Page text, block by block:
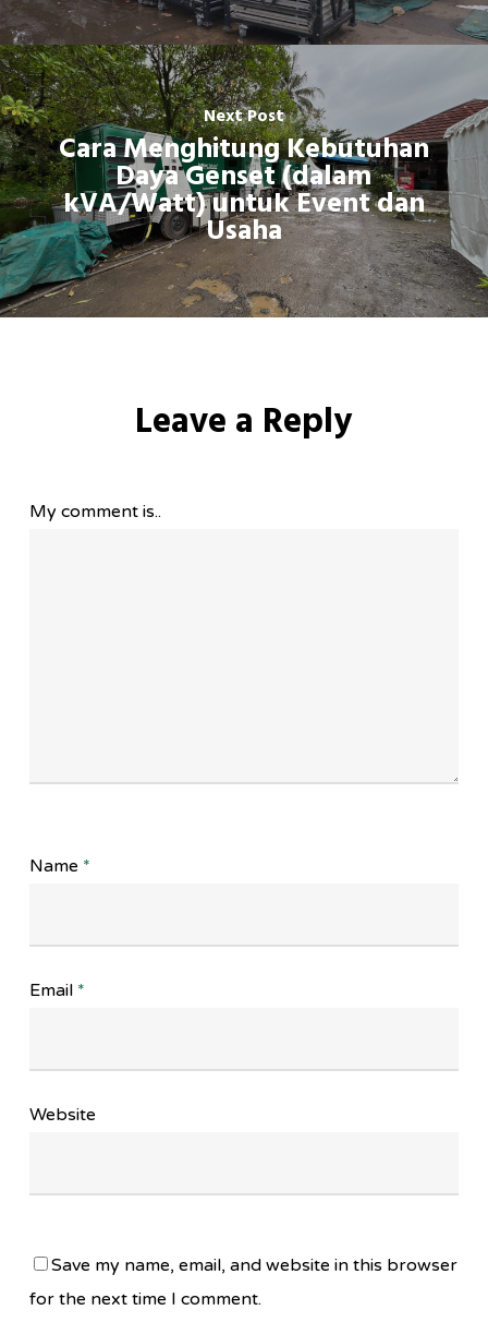
Next Post
Cara Menghitung Kebutuhan
Daya Genset (dalam
kVA/Watt) untuk Event dan
Usaha
Leave a Reply
My comment is..
Name *
Email *
Website
Save my name, email, and website in this browser
for the next time I comment.